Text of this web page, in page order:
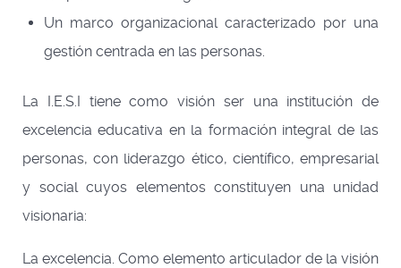
Un marco organizacional caracterizado por una
gestión centrada en las personas.
La I.E.S.I tiene como visión ser una institución de
excelencia educativa en la formación integral de las
personas, con liderazgo ético, científico, empresarial
y social cuyos elementos constituyen una unidad
visionaria:
La excelencia. Como elemento articulador de la visión